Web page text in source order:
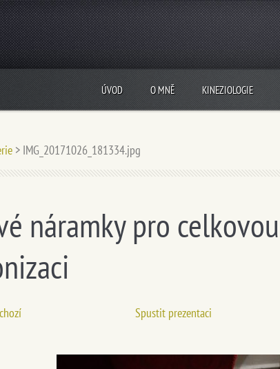
ÚVOD O MNĚ KINEZIOLOGIE
> IMG_20171026_181334.jpg
náramky pro celkovou
Spustit prezentaci